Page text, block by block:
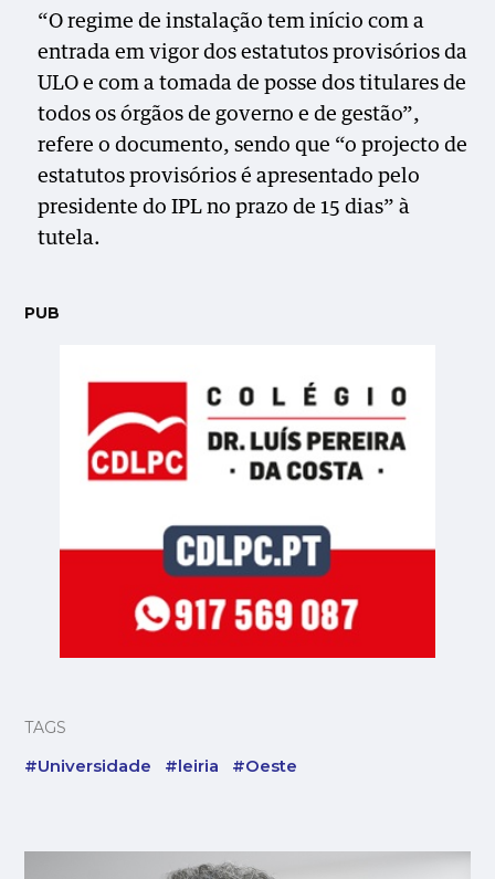
“O regime de instalação tem início com a
entrada em vigor dos estatutos provisórios da
ULO e com a tomada de posse dos titulares de
todos os órgãos de governo e de gestão”,
refere o documento, sendo que “o projecto de
estatutos provisórios é apresentado pelo
presidente do IPL no prazo de 15 dias” à
tutela.
PUB
TAGS
#Universidade #leiria #Oeste